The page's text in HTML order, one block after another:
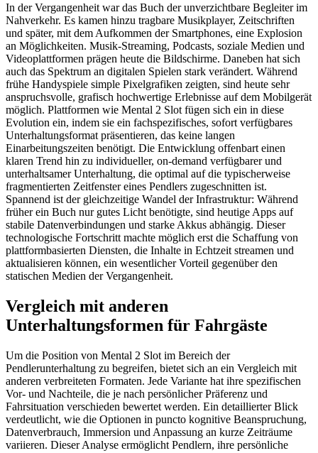
In der Vergangenheit war das Buch der unverzichtbare Begleiter im
Nahverkehr. Es kamen hinzu tragbare Musikplayer, Zeitschriften
und später, mit dem Aufkommen der Smartphones, eine Explosion
an Möglichkeiten. Musik-Streaming, Podcasts, soziale Medien und
Videoplattformen prägen heute die Bildschirme. Daneben hat sich
auch das Spektrum an digitalen Spielen stark verändert. Während
frühe Handyspiele simple Pixelgrafiken zeigten, sind heute sehr
anspruchsvolle, grafisch hochwertige Erlebnisse auf dem Mobilgerät
möglich. Plattformen wie Mental 2 Slot fügen sich ein in diese
Evolution ein, indem sie ein fachspezifisches, sofort verfügbares
Unterhaltungsformat präsentieren, das keine langen
Einarbeitungszeiten benötigt. Die Entwicklung offenbart einen
klaren Trend hin zu individueller, on-demand verfügbarer und
unterhaltsamer Unterhaltung, die optimal auf die typischerweise
fragmentierten Zeitfenster eines Pendlers zugeschnitten ist.
Spannend ist der gleichzeitige Wandel der Infrastruktur: Während
früher ein Buch nur gutes Licht benötigte, sind heutige Apps auf
stabile Datenverbindungen und starke Akkus abhängig. Dieser
technologische Fortschritt machte möglich erst die Schaffung von
plattformbasierten Diensten, die Inhalte in Echtzeit streamen und
aktualisieren können, ein wesentlicher Vorteil gegenüber den
statischen Medien der Vergangenheit.
Vergleich mit anderen
Unterhaltungsformen für Fahrgäste
Um die Position von Mental 2 Slot im Bereich der
Pendlerunterhaltung zu begreifen, bietet sich an ein Vergleich mit
anderen verbreiteten Formaten. Jede Variante hat ihre spezifischen
Vor- und Nachteile, die je nach persönlicher Präferenz und
Fahrsituation verschieden bewertet werden. Ein detaillierter Blick
verdeutlicht, wie die Optionen in puncto kognitive Beanspruchung,
Datenverbrauch, Immersion und Anpassung an kurze Zeiträume
variieren. Dieser Analyse ermöglicht Pendlern, ihre persönliche